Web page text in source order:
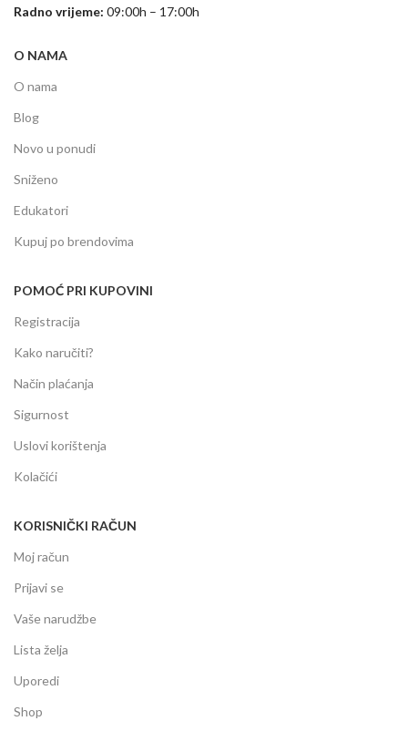
Radno vrijeme: 09:00h – 17:00h
O NAMA
O nama
Blog
Novo u ponudi
Sniženo
Edukatori
Kupuj po brendovima
POMOĆ PRI KUPOVINI
Registracija
Kako naručiti?
Način plaćanja
Sigurnost
Uslovi korištenja
Kolačići
KORISNIČKI RAČUN
Moj račun
Prijavi se
Vaše narudžbe
Lista želja
Uporedi
Shop